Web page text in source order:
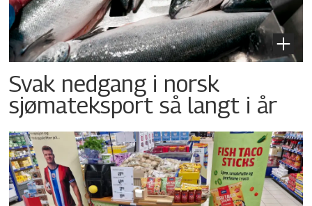
Svak nedgang i norsk
sjømateksport så langt i år